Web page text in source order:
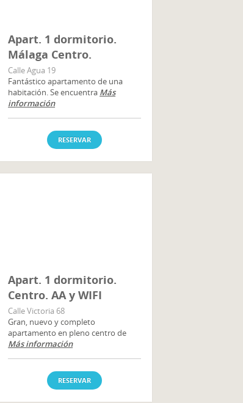
Apart. 1 dormitorio.
Málaga Centro.
Calle Agua 19
Fantástico apartamento de una
habitación. Se encuentra Más
información
RESERVAR
Apart. 1 dormitorio.
Centro. AA y WIFI
Calle Victoria 68
Gran, nuevo y completo
apartamento en pleno centro de
Más información
RESERVAR